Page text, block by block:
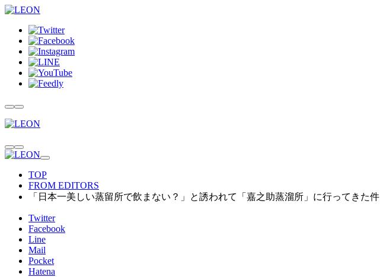
TOP
FROM EDITORS
「日本一美しい蒸留所で飲まない？」と誘われて「嘉之助蒸溜所」に行ってきた件
Twitter
Facebook
Line
Mail
Pocket
Hatena